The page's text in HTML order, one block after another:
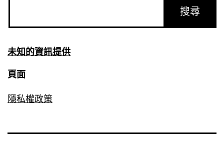
未知的資訊提供
頁面
隱私權政策